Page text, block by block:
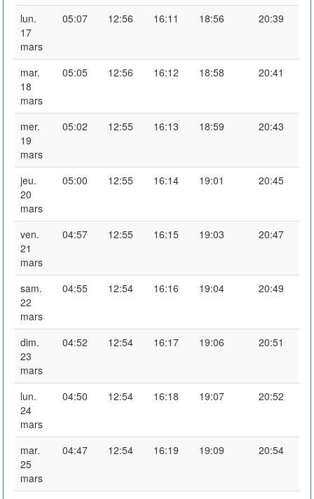
lun.
17
mars
05:07 12:56 16:11 18:56 20:39
mar.
18
mars
05:05 12:56 16:12 18:58 20:41
mer.
19
mars
05:02 12:55 16:13 18:59 20:43
jeu.
20
mars
05:00 12:55 16:14 19:01 20:45
ven.
21
mars
04:57 12:55 16:15 19:03 20:47
sam.
22
mars
04:55 12:54 16:16 19:04 20:49
dim.
23
mars
04:52 12:54 16:17 19:06 20:51
lun.
24
mars
04:50 12:54 16:18 19:07 20:52
mar.
25
mars
04:47 12:54 16:19 19:09 20:54